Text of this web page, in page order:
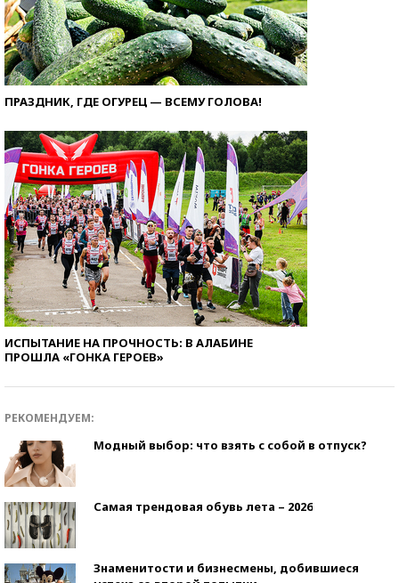
ПРАЗДНИК, ГДЕ ОГУРЕЦ — ВСЕМУ ГОЛОВА!
ИСПЫТАНИЕ НА ПРОЧНОСТЬ: В АЛАБИНЕ
ПРОШЛА «ГОНКА ГЕРОЕВ»
РЕКОМЕНДУЕМ:
Модный выбор: что взять с собой в отпуск?
Самая трендовая обувь лета – 2026
Знаменитости и бизнесмены, добившиеся